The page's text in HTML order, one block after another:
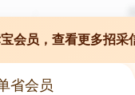
会员，查看更多招采
省会员